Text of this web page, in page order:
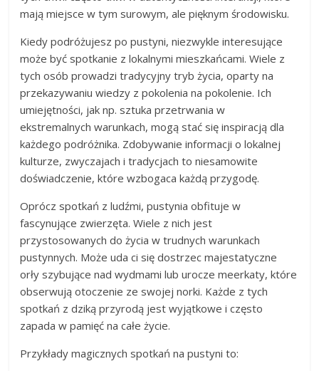
mają miejsce w tym surowym, ale pięknym środowisku.
Kiedy podróżujesz po pustyni, niezwykle interesujące
może być spotkanie z lokalnymi mieszkańcami. Wiele z
tych osób prowadzi tradycyjny tryb życia, oparty na
przekazywaniu wiedzy z pokolenia na pokolenie. Ich
umiejętności, jak np. sztuka przetrwania w
ekstremalnych warunkach, mogą stać się inspiracją dla
każdego podróżnika. Zdobywanie informacji o lokalnej
kulturze, zwyczajach i tradycjach to niesamowite
doświadczenie, które wzbogaca każdą przygodę.
Oprócz spotkań z ludźmi, pustynia obfituje w
fascynujące zwierzęta. Wiele z nich jest
przystosowanych do życia w trudnych warunkach
pustynnych. Może uda ci się dostrzec majestatyczne
orły szybujące nad wydmami lub urocze meerkaty, które
obserwują otoczenie ze swojej norki. Każde z tych
spotkań z dziką przyrodą jest wyjątkowe i często
zapada w pamięć na całe życie.
Przykłady magicznych spotkań na pustyni to: